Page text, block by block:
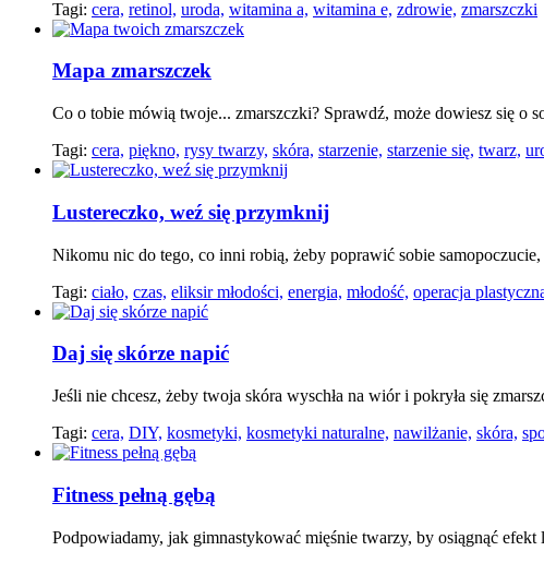
Tagi: cera, retinol, uroda, witamina a, witamina e, zdrowie, zmarszczki
Mapa zmarszczek
Co o tobie mówią twoje... zmarszczki? Sprawdź, może dowiesz się o
Tagi: cera, piękno, rysy twarzy, skóra, starzenie, starzenie się, twarz,
Lustereczko, weź się przymknij
Nikomu nic do tego, co inni robią, żeby poprawić sobie
Tagi: ciało, czas, eliksir młodości, energia, młodość, operacja
Daj się skórze napić
Jeśli nie chcesz, żeby twoja skóra wyschła na wiór i pokryła się
Tagi: cera, DIY, kosmetyki, kosmetyki naturalne, nawilżanie, skóra,
Fitness pełną gębą
Podpowiadamy, jak gimnastykować mięśnie twarzy, by osiągnąć efekt